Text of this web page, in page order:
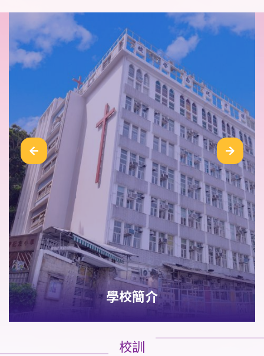
學校簡介
校訓